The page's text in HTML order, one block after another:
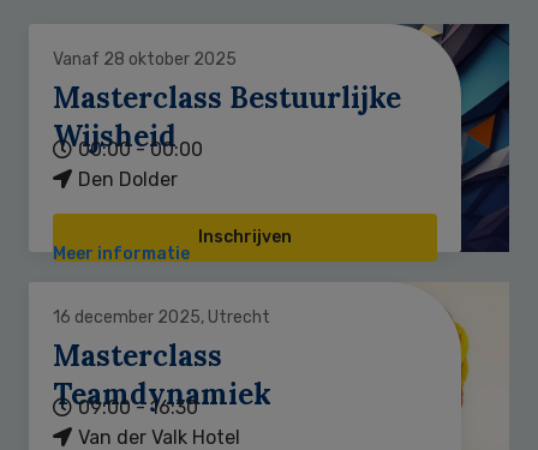
Vanaf 28 oktober 2025
Masterclass Bestuurlijke
Wijsheid
00:00 - 00:00
Den Dolder
Inschrijven
Meer informatie
16 december 2025, Utrecht
Masterclass
Teamdynamiek
09:00 - 16:30
Van der Valk Hotel